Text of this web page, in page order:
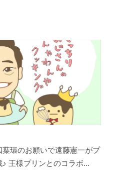
葉環のお願いで遠藤憲一がプ
♪ 王様プリンとのコラボ...